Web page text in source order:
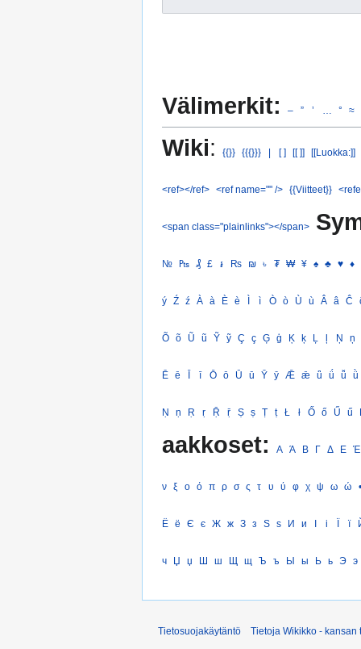
Välimerkit: – ” ’ ° ≈
Wiki: {{}} {{{}}} | [ ] [[ ]] [[Luokka:]]
<ref></ref> <ref name="" /> {{Viitteet}}
<span class="plainlinks"></span>
№ ₧ ₰ £ ៛ ₨ ₪ ৳ ₮ ₩ ¥ ♠ ♣ ♥ ♦
ý Ź ź À à È è Ì ì Ò ò Ù ù Â â Ĉ
Õ õ Ũ ũ Ỹ ỹ Ç ç Ģ ģ Ķ ķ Ļ ļ Ņ ņ
Ē ē Ī ī Ō ō Ū ū Ȳ ȳ Ǣ ǣ ǖ ǘ ǚ ǜ
Ṇ ṇ Ṛ ṛ Ṝ ṝ Ṣ ṣ Ṭ ṭ Ł ł Ő ő Ű ű
aakkoset: Α Ά Β Γ Δ Ε Έ
ν ξ ο ό π ρ σ ς τ υ ύ φ χ ψ ω ώ •
Ё ё Є є Ж ж З з Ѕ ѕ И и І і Ї ї
ч Џ џ Ш ш Щ щ Ъ ъ Ы ы Ь ь Э э
Tietosuojakäytäntö Tietoja Wikikko - kansan